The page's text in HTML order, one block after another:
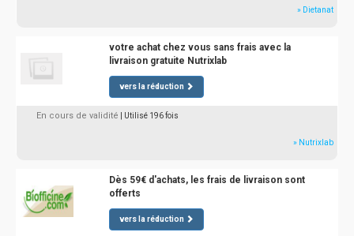
» Dietanat
votre achat chez vous sans frais avec la
livraison gratuite Nutrixlab
vers la réduction
En cours de validité | Utilisé 196 fois
» Nutrixlab
Dès 59€ d'achats, les frais de livraison sont
offerts
vers la réduction